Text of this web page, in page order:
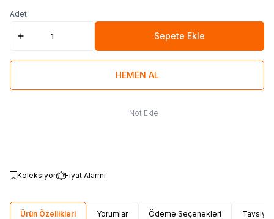
Adet
Sepete Ekle
HEMEN AL
Not Ekle
Koleksiyon Fiyat Alarmı
Ürün Özellikleri Yorumlar Ödeme Seçenekleri Tavsiye